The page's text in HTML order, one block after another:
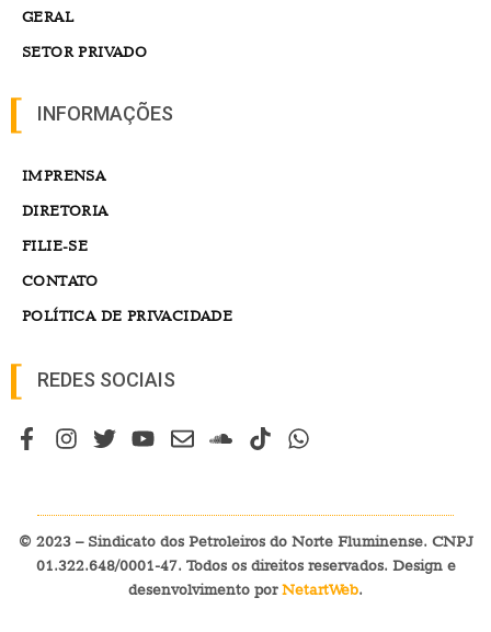
GERAL
SETOR PRIVADO
INFORMAÇÕES
IMPRENSA
DIRETORIA
FILIE-SE
CONTATO
POLÍTICA DE PRIVACIDADE
REDES SOCIAIS
© 2023 – Sindicato dos Petroleiros do Norte Fluminense. CNPJ
01.322.648/0001-47. Todos os direitos reservados. Design e
desenvolvimento porNetartWeb.